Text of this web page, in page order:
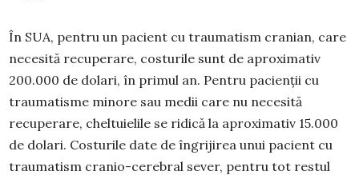
În SUA, pentru un pacient cu traumatism cranian, care
necesită recuperare, costurile sunt de aproximativ
200.000 de dolari, în primul an. Pentru pacienții cu
traumatisme minore sau medii care nu necesită
recuperare, cheltuielile se ridică la aproximativ 15.000
de dolari. Costurile date de îngrijirea unui pacient cu
traumatism cranio-cerebral sever, pentru tot restul